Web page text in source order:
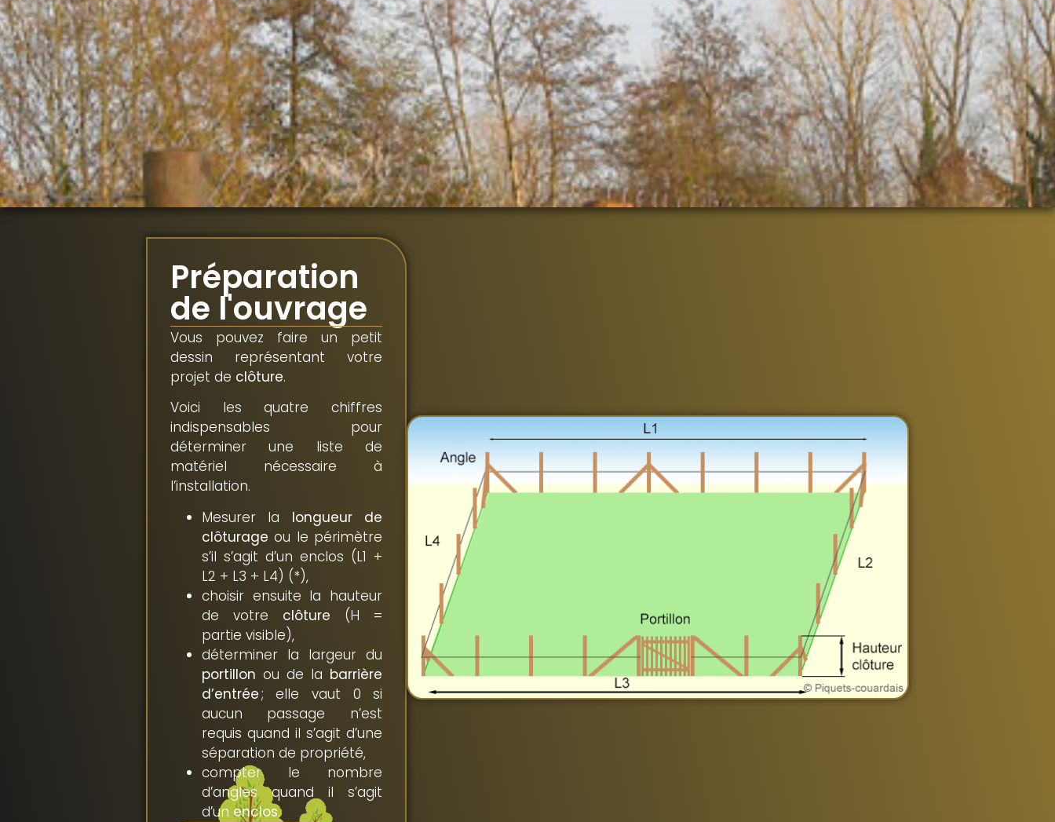
Préparation
de l'ouvrage
Vous pouvez faire un petit
dessin représentant votre
projet de clôture.
Voici les quatre chiffres
indispensables pour
déterminer une liste de
matériel nécessaire à
l’installation.
Mesurer la longueur de
clôturage ou le périmètre
s’il s’agit d’un enclos (L1 +
L2 + L3 + L4) (*),
choisir ensuite la hauteur
de votre clôture (H =
partie visible),
déterminer la largeur du
portillon ou de la barrière
d’entrée; elle vaut 0 si
aucun passage n’est
requis quand il s’agit d’une
séparation de propriété,
compter le nombre
d’angles quand il s’agit
d’un enclos.